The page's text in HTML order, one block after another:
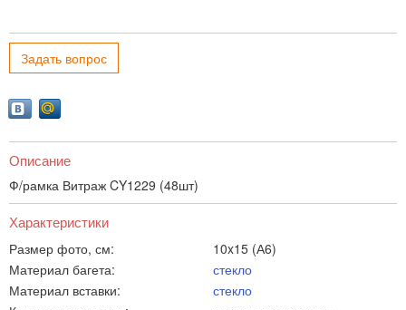
Задать вопрос
Описание
Ф/рамка Витраж CY1229 (48шт)
Характеристики
Размер фото, см:
10x15 (А6)
Материал багета:
стекло
Материал вставки:
стекло